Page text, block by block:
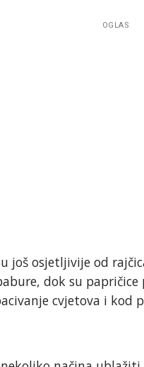
OGLAS
još osjetljivije od
dok su
cvjetova i kod